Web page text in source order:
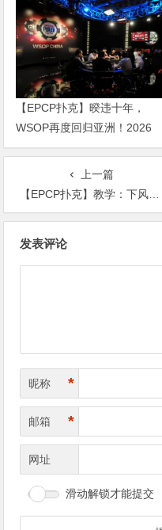
赛
【EPCP扑克】暌违十年，
WSOP再度回归亚洲！2026
APL济州站6月19-28日盛大登
上一篇
【EPCP扑克】教学：下风期输得像拉稀？这是最好的止泻药！
发表评论
昵称 *
邮箱 *
网址
滑动解锁才能提交